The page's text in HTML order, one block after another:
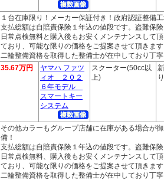
１台在庫限り！メーカー保証付き！政府認証整備
支払総額は自賠責保険１年込の値段です。盗難保
日常点検無料と購入後もお安くメンテナンスして
ており、可能な限りの価格をご提案させて頂きま
二輪整備資格を取得した整備士が在中しており丁
35.67万円
ヤマハ ファツ
ィオ ２０２
６年モデル
スマートキー
システム
スクーター(50cc以
上)
その他カラーもグループ店舗に在庫がある場合が
備！
支払総額は自賠責保険１年込の値段です。盗難保
日常点検無料、購入後もお安くメンテナンスして
ており、可能な限りの価格をご提案させて頂きま
二輪整備資格を取得した整備士が在中しており丁